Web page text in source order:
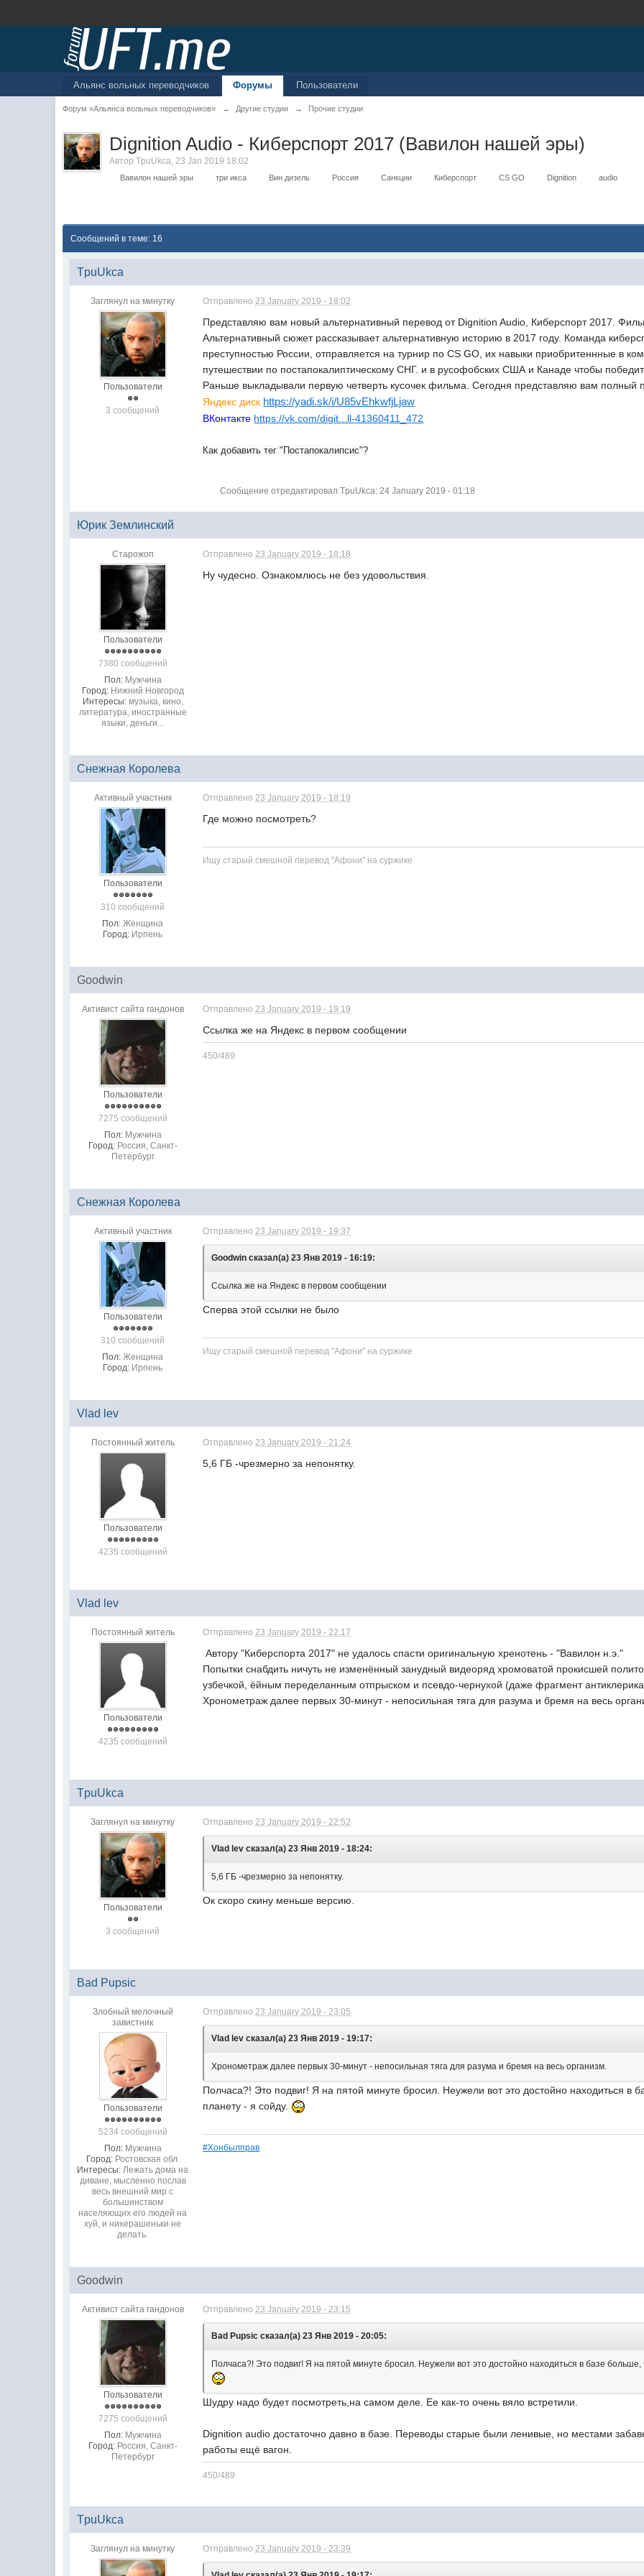
Альянс вольных переводчиков Форумы Пользователи
Форум «Альянса вольных переводчиков» → Другие студии → Прочие студии
Dignition Audio - Киберспорт 2017 (Вавилон нашей эры)
АвторTpuUkca,23 Jan 2019 18:02
Вавилон нашей эры три икса Вин дизель Россия Санкции Киберспорт CS GO Dignition audio
Сообщений в теме: 16
TpuUkca
Заглянул на минутку
Пользователи
3 сообщений
Отправлено23 January 2019 - 18:02
Представляю вам новый альтернативный перевод от Dignition Audio, Киберспорт 2017.
Альтернативный сюжет рассказывает альтернативную историю в 2017 году. Команда
преступностью России, отправляется на турнир по CS GO, их навыки приобритеннные в
путешествии по постапокалиптическому СНГ. и в русофобских США и Канаде чтобы
Раньше выкладывали первую четверть кусочек фильма. Сегодня представляю вам полный
Яндекс диск https://yadi.sk/i/U85vEhkwfjLjaw
ВКонтакте https://vk.com/digit...ll-41360411_472
Как добавить тег "Постапокалипсис"?
Сообщение отредактировал TpuUkca: 24 January 2019 - 01:18
Юрик Землинский
Старожоп
Пользователи
7380 сообщений
Пол: Мужчина
Город: Нижний Новгород
Интересы: музыка, кино,
литература, иностранные
языки, деньги...
Отправлено23 January 2019 - 18:18
Ну чудесно. Ознакомлюсь не без удовольствия.
Снежная Королева
Активный участник
Пользователи
310 сообщений
Пол: Женщина
Город: Ирпень
Отправлено23 January 2019 - 18:19
Где можно посмотреть?
Ищу старый смешной перевод "Афони" на суржике
Goodwin
Активист сайта гандонов
Пользователи
7275 сообщений
Пол: Мужчина
Город: Россия, Санкт-
Петербург
Отправлено23 January 2019 - 19:19
Ссылка же на Яндекс в первом сообщении
450/489
Снежная Королева
Активный участник
Пользователи
310 сообщений
Пол: Женщина
Город: Ирпень
Отправлено23 January 2019 - 19:37
Goodwin сказал(а) 23 Янв 2019 - 16:19:
Ссылка же на Яндекс в первом сообщении
Сперва этой ссылки не было
Ищу старый смешной перевод "Афони" на суржике
Vlad lev
Постоянный житель
Пользователи
4235 сообщений
Отправлено23 January 2019 - 21:24
5,6 ГБ -чрезмерно за непонятку.
Vlad lev
Постоянный житель
Пользователи
4235 сообщений
Отправлено23 January 2019 - 22:17
Автору "Киберспорта 2017" не удалось спасти оригинальную хренотень - "Вавилон н.э."
Попытки снабдить ничуть не изменённый занудный видеоряд хромоватой прокисшей
узбечкой, ёйным переделанным отпрыском и псевдо-чернухой (даже фрагмент
Хронометраж далее первых 30-минут - непосильная тяга для разума и бремя на весь
TpuUkca
Заглянул на минутку
Пользователи
3 сообщений
Отправлено23 January 2019 - 22:52
Vlad lev сказал(а) 23 Янв 2019 - 18:24:
5,6 ГБ -чрезмерно за непонятку.
Ок скоро скину меньше версию.
Bad Pupsic
Злобный мелочный
завистник
Пользователи
5234 сообщений
Пол: Мужчина
Город: Ростовская обл.
Интересы: Лежать дома на
диване, мысленно послав
весь внешний мир с
большинством
населяющих его людей на
хуй, и нихерашеньки не
делать.
Отправлено23 January 2019 - 23:05
Vlad lev сказал(а) 23 Янв 2019 - 19:17:
Хронометраж далее первых 30-минут - непосильная тяга для разума и бремя на весь организм.
Полчаса?! Это подвиг! Я на пятой минуте бросил. Неужели вот это достойно находиться
планету - я сойду.
#Хонбылправ
Goodwin
Активист сайта гандонов
Пользователи
7275 сообщений
Пол: Мужчина
Город: Россия, Санкт-
Петербург
Отправлено23 January 2019 - 23:15
Bad Pupsic сказал(а) 23 Янв 2019 - 20:05:
Полчаса?! Это подвиг! Я на пятой минуте бросил. Неужели вот это достойно находиться в базе
Шудру надо будет посмотреть,на самом деле. Ее как-то очень вяло встретили.
Dignition audio достаточно давно в базе. Переводы старые были ленивые, но местами
работы ещё вагон.
450/489
TpuUkca
Заглянул на минутку Отправлено23 January 2019 - 23:39